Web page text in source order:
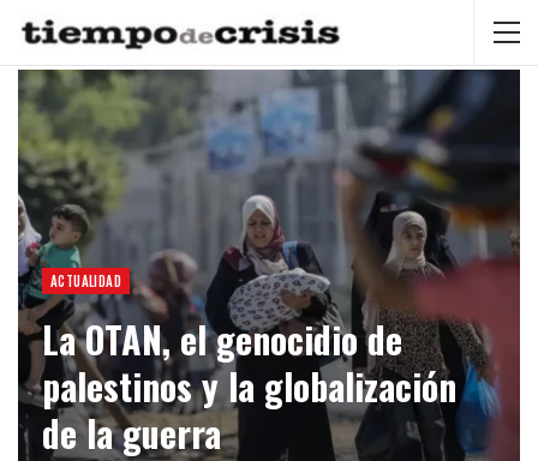
ACTUALIDAD
La OTAN, el genocidio de
palestinos y la globalización
de la guerra